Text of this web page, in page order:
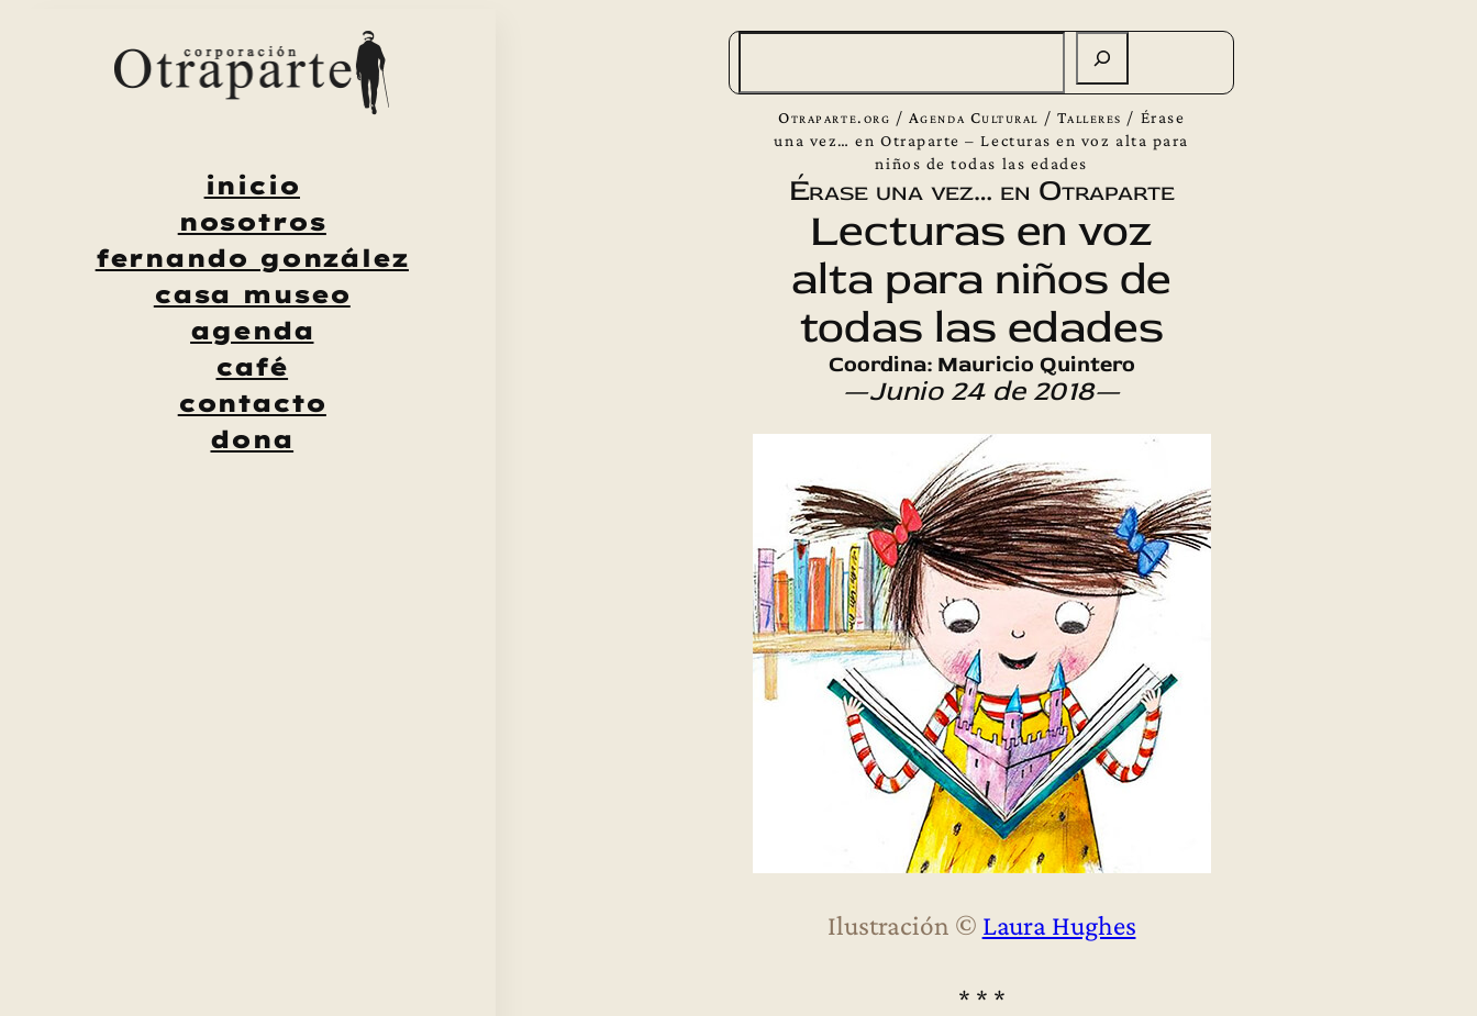
inicio
nosotros
fernando gonzález
casa museo
agenda
café
contacto
dona
Otraparte.org / Agenda Cultural / Talleres / Érase
una vez… en Otraparte – Lecturas en voz alta para
niños de todas las edades
Érase una vez… en Otraparte
Lecturas en voz
alta para niños de
todas las edades
Coordina: Mauricio Quintero
—Junio 24 de 2018—
Ilustración © Laura Hughes
* * *